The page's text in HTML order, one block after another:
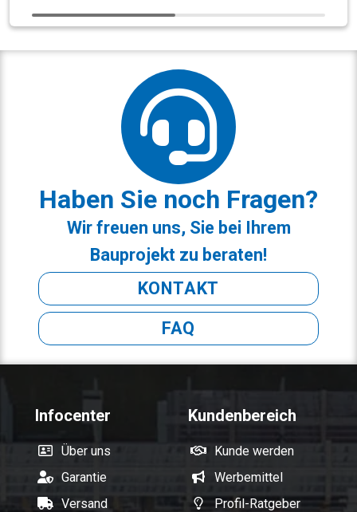
Haben Sie noch Fragen?
Wir freuen uns, Sie bei Ihrem
Bauprojekt zu beraten!
KONTAKT
FAQ
Infocenter
Über uns
Garantie
Versand
Kundenbereich
Kunde werden
Werbemittel
Profil-Ratgeber